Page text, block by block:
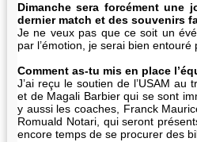
Dimanche sera forcément une
dernier match et des souvenirs
Je ne veux pas que ce soit un
par l’émotion, je serai bien entouré
Comment as-tu mis en place
J’ai reçu le soutien de l’USAM
et de Magali Barbier qui se sont
y aussi les coaches, Franck
Romuald Notari, qui seront
encore temps de se procurer des